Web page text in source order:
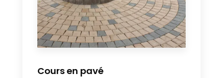
Cours en pavé